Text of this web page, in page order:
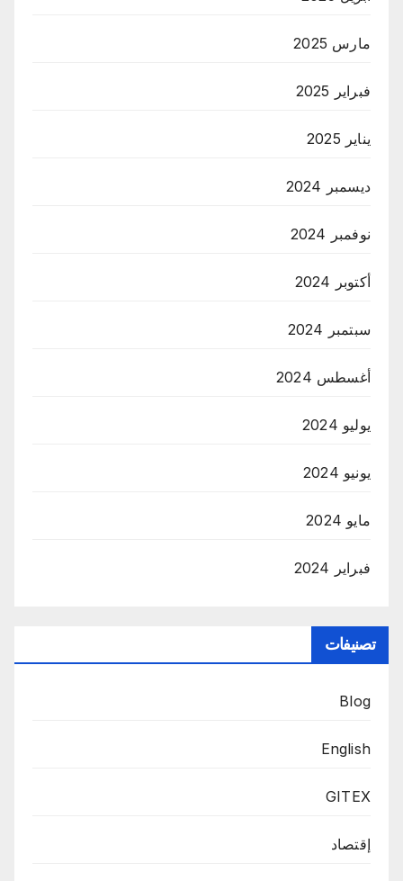
مارس 2025
فبراير 2025
يناير 2025
ديسمبر 2024
نوفمبر 2024
أكتوبر 2024
سبتمبر 2024
أغسطس 2024
يوليو 2024
يونيو 2024
مايو 2024
فبراير 2024
تصنيفات
Blog
English
GITEX
إقتصاد